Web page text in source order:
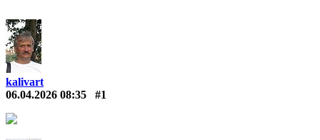
kalivart
06.04.2026 08:35
#1